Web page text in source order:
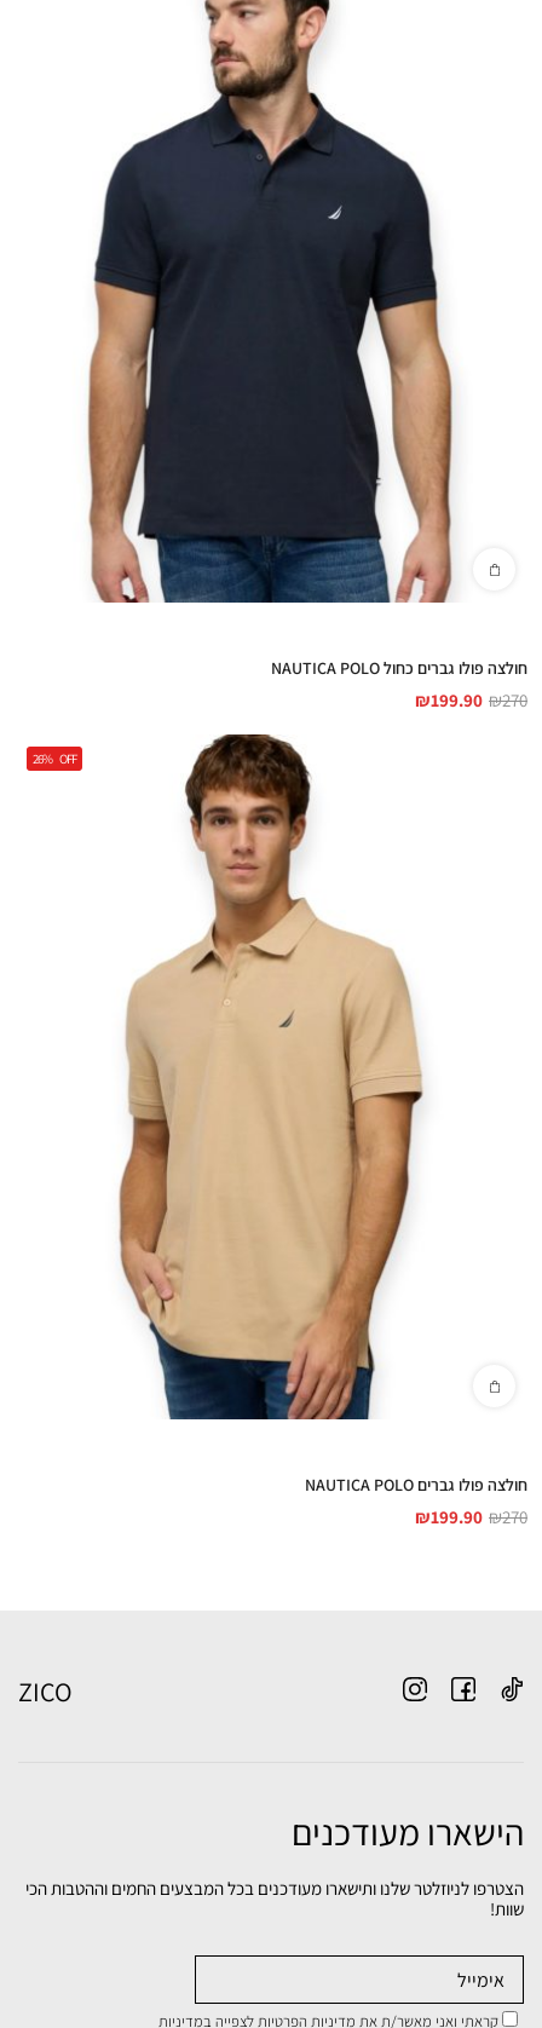
חולצה פולו גברים כחול NAUTICA POLO
₪270
₪199.90
26% OFF
חולצה פולו גברים NAUTICA POLO
₪270
₪199.90
ZICO
הישארו מעודכנים
הצטרפו לניוזלטר שלנו ותישארו מעודכנים בכל המבצעים החמים וההטבות הכי
שוות!
קראתי ואני מאשר/ת את מדיניות הפרטיותלצפייה במדיניות